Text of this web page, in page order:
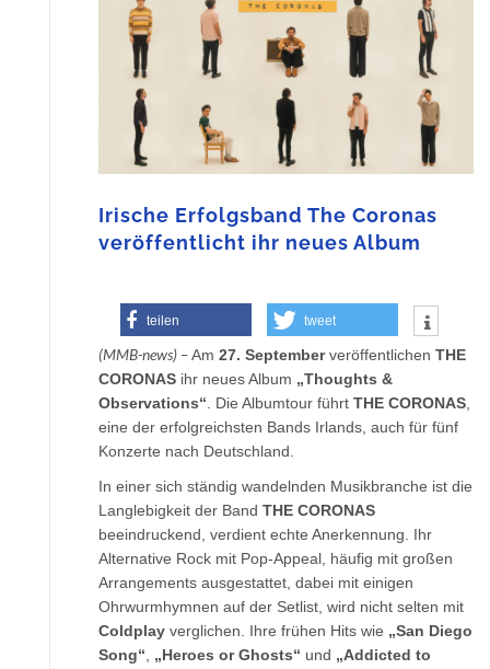
Irische Erfolgsband The Coronas
veröffentlicht ihr neues Album
teilen tweet
(MMB-news) –Am 27. Septemberveröffentlichen THE
CORONAS ihr neues Album „Thoughts &
Observations“ . Die Albumtour führt THE CORONAS
eine der erfolgreichsten Bands Irlands, auch für fünf
Konzerte nach Deutschland.
In einer sich ständig wandelnden Musikbranche ist die
Langlebigkeit der Band THE CORONAS
beeindruckend, verdient echte Anerkennung. Ihr
Alternative Rock mit Pop-Appeal, häufig mit großen
Arrangements ausgestattet, dabei mit einigen
Ohrwurmhymnen auf der Setlist, wird nicht selten mit
Coldplay verglichen. Ihre frühen Hits wie „San Diego
Song“
„Heroes or Ghosts“ und „Addicted to